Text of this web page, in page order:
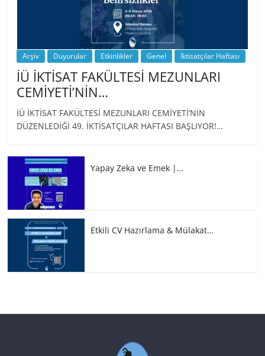
Arşiv Duyurular Etkinlikler Genel İktisatçılar Haftası
İÜ İKTİSAT FAKÜLTESİ MEZUNLARI
CEMİYETİ’NİN…
İÜ İKTİSAT FAKÜLTESİ MEZUNLARI CEMİYETİ’NİN
DÜZENLEDİĞİ 49. İKTİSATÇILAR HAFTASI BAŞLIYOR!…
Yapay Zeka ve Emek |…
Etkili CV Hazırlama & Mülakat…